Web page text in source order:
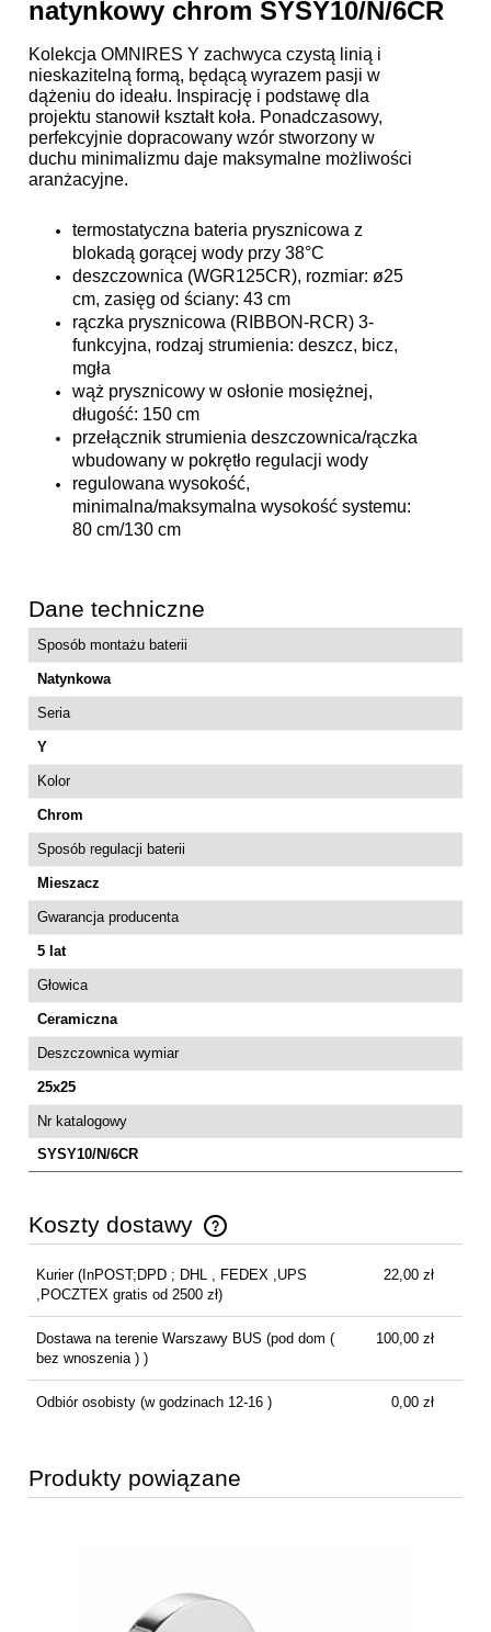
natynkowy chrom SYSY10/N/6CR
Kolekcja OMNIRES Y zachwyca czystą linią i
nieskazitelną formą, będącą wyrazem pasji w
dążeniu do ideału. Inspirację i podstawę dla
projektu stanowił kształt koła. Ponadczasowy,
perfekcyjnie dopracowany wzór stworzony w
duchu minimalizmu daje maksymalne możliwości
aranżacyjne.
termostatyczna bateria prysznicowa z
blokadą gorącej wody przy 38°C
deszczownica (WGR125CR), rozmiar: ø25
cm, zasięg od ściany: 43 cm
rączka prysznicowa (RIBBON-RCR) 3-
funkcyjna, rodzaj strumienia: deszcz, bicz,
mgła
wąż prysznicowy w osłonie mosiężnej,
długość: 150 cm
przełącznik strumienia deszczownica/rączka
wbudowany w pokrętło regulacji wody
regulowana wysokość,
minimalna/maksymalna wysokość systemu:
80 cm/130 cm
Dane techniczne
Sposób montażu baterii
Natynkowa
Seria
Y
Kolor
Chrom
Sposób regulacji baterii
Mieszacz
Gwarancja producenta
5 lat
Głowica
Ceramiczna
Deszczownica wymiar
25x25
Nr katalogowy
SYSY10/N/6CR
Koszty dostawy
Cena nie zawiera ewentualnych kosztów płatności
Kurier (InPOST;DPD ; DHL , FEDEX ,UPS
,POCZTEX gratis od 2500 zł)
22,00 zł
Dostawa na terenie Warszawy BUS (pod dom (
bez wnoszenia ) )
100,00 zł
Odbiór osobisty(w godzinach 12-16 ) 0,00 zł
Produkty powiązane